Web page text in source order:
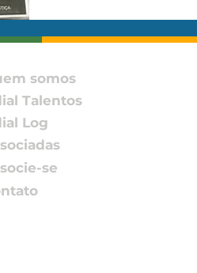
somos
Talentos
Log
se